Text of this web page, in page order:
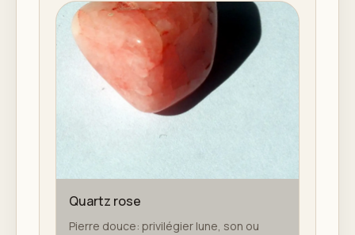
Quartz rose
Pierre douce: privilégier lune, son ou